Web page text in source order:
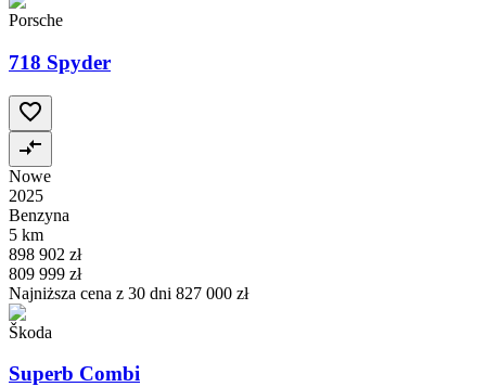
Porsche
718 Spyder
Nowe
2025
Benzyna
5 km
898 902 zł
809 999 zł
Najniższa cena z 30 dni 827 000 zł
Škoda
Superb Combi